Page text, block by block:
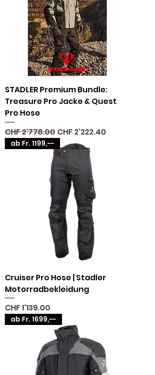
STADLER Premium Bundle:
Treasure Pro Jacke & Quest
Pro Hose
Standardpreis
CHF 2'778.00 Sale-Preis
CHF 2'222.40
ab Fr. 1199,--
Cruiser Pro Hose | Stadler
Motorradbekleidung
Preis
CHF 1'139.00
ab Fr. 1699,--